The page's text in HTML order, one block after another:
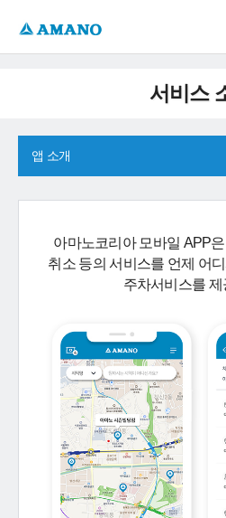
서비스
앱 소개
아마노코리아 모바일 APP
취소 등의 서비스를 언제 어
주차서비스를 제